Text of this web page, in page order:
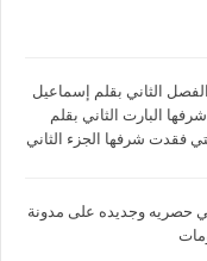
الثاني بقلم إسماعيل
البارت الثاني بقلم
فقدت شرفها الجزء الثاني
حصريه وجديده على مدونة